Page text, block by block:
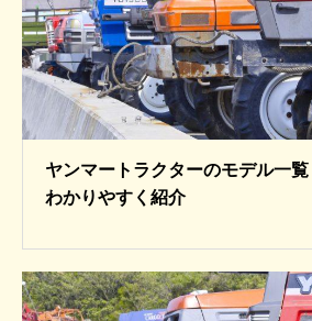
ヤンマートラクターのモデル一
わかりやすく紹介